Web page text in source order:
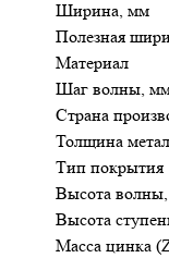
Ширина, мм
Полезная
Материал
Шаг волны,
Страна
Толщина
Тип покрытия
Высота
Высота
Масса цинка